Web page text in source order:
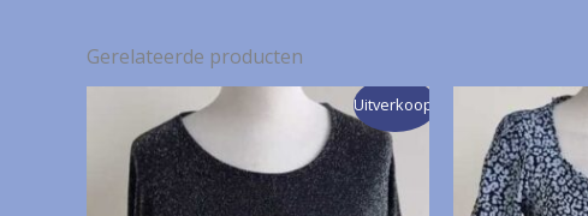
Gerelateerde producten
Uitverkoop!